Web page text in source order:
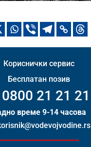
Кориснички сервис
Бесплатан позив
21 21 21
време 9-14 часова